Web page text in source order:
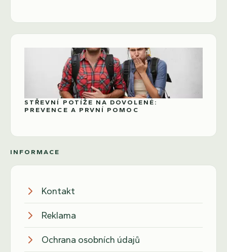
STŘEVNÍ POTÍŽE NA DOVOLENÉ:
PREVENCE A PRVNÍ POMOC
INFORMACE
Kontakt
Reklama
Ochrana osobních údajů